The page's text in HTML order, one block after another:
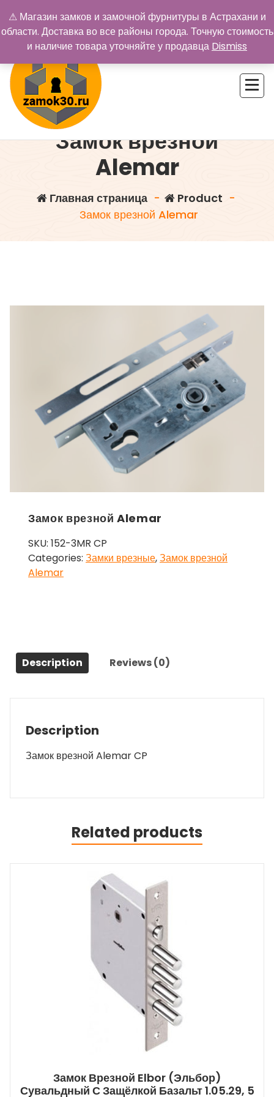
содержимому
Замок врезной
Alemar
Главная страница - Product -
Замок врезной Alemar
Замок врезной Alemar
SKU: 152-3MR CP
Categories: Замки врезные,Замок врезной
Alemar
Description Reviews (0)
Description
Замок врезной Alemar CP
Related products
Замок Врезной Elbor (Эльбор)
Сувальдный С Защёлкой Базальт 1.05.29, 5
⚠ Магазин замков и замочной фурнитуры в Астрахани и
области. Доставка во все районы города. Точную стоимость
и наличие товара уточняйте у продавца Dismiss